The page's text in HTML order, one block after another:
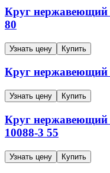
Круг нержавеющий
80
Узнать цену Купить
Круг нержавеющий
Узнать цену Купить
Круг нержавеющий
10088-3 55
Узнать цену Купить